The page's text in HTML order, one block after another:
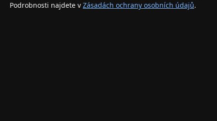
Doprava a doručení
Podrobnosti najdete v Zásadách ochrany osobních údajů.